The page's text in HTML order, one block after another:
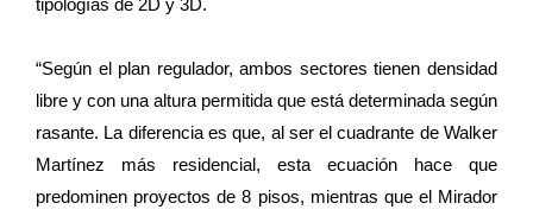
tipologías de 2D y 3D.
“Según el plan regulador, ambos sectores tienen densidad
libre y con una altura permitida que está determinada según
rasante. La diferencia es que, al ser el cuadrante de Walker
Martínez más residencial, esta ecuación hace que
predominen proyectos de 8 pisos, mientras que el Mirador